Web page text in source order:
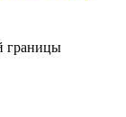
границы